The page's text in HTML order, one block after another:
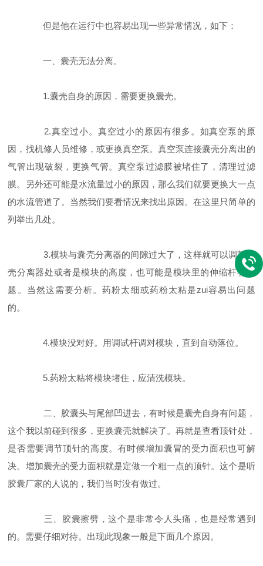
但是他在运行中也容易出现一些异常情况，如下：
一、囊壳无法分离。
1.囊壳自身的原因，需要更换囊壳。
2.真空过小。真空过小的原因有很多。如真空泵的原
因，找机修人员维修，或更换真空泵。真空泵连接囊壳分离出的
气管出现破裂，更换气管。真空泵过滤膜被堵住了，清理过滤
膜。另外还可能是水流量过小的原因，那么我们就要更换大一点
的水流管道了。当然我们要看情况来找出原因。在这里只简单的
列举出几处。
3.模块与囊壳分离器的间隙过大了，这样就可以调节囊
壳分离器处或者是模块的高度，也可能是模块里的伸缩杆有问
题。当然这需要分析。药粉太细或药粉太粘是zui容易出问题
的。
4.模块没对好。用调试杆调对模块，直到自动落位。
5.药粉太粘将模块堵住，应清洗模块。
二、胶囊头与尾部凹进去，有时候是囊壳自身有问题，
这个我以前碰到很多，更换囊壳就解决了。再就是查看顶针处，
是否需要调节顶针的高度。有时候增加囊冒的受力面积也可解
决。增加囊壳的受力面积就是定做一个粗一点的顶针。这个是听
胶囊厂家的人说的，我们当时没有做过。
三、胶囊擦劈，这个是非常令人头痛，也是经常遇到
的。需要仔细对待。出现此现象一般是下面几个原因。